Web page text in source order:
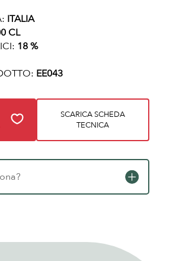
ITALIA
CL
18 %
EE043
SCARICA SCHEDA
TECNICA